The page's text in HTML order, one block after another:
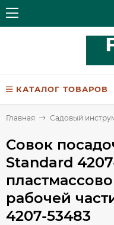
КАТАЛОГ ТОВАРОВ
Главная Садовый
Совок
Standard
рабочей
4207-53483